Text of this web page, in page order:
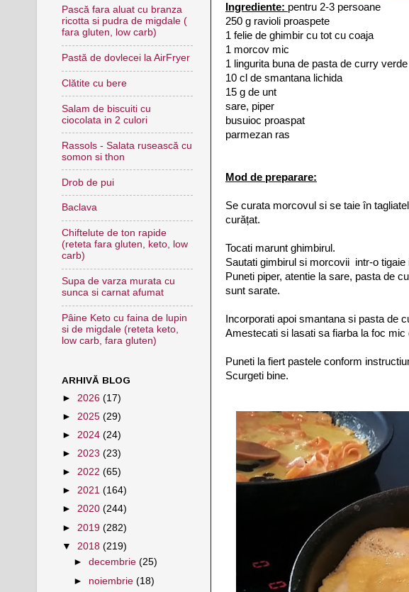
Ingrediente: pentru 2-3 persoane
250 g ravioli proaspete
1 felie de ghimbir cu tot cu coaja
1 morcov mic
1 lingurita buna de pasta de curry verde
10 cl de smantana lichida
15 g de unt
sare, piper
busuioc proaspat
parmezan ras
Mod de preparare:
Se curata morcovul si se taie în
curățat.
Tocati marunt ghimbirul.
Sautati gimbirul si morcovii intr-o tigaie
Puneti piper, atentie la sare, pasta de
sunt sarate.
Incorporati apoi smantana si pasta de
Amestecati si lasati sa fiarba la foc mic
Puneti la fiert pastele conform
Scurgeti bine.
Pască fara aluat cu branza
ricotta si pudra de migdale (
fara gluten, low carb)
Pastă de dovlecei la AirFryer
Clătite cu bere
Salam de biscuiti cu
ciocolata in 2 culori
Rassols - Salata rusească cu
somon si thon
Drob de pui
Baclava
Chiftelute de ton rapide
(reteta fara gluten, keto, low
carb)
Supa de varza murata cu
sunca si carnat afumat
Pâine Keto cu faina de lupin
si de migdale (reteta keto,
low carb, fara gluten)
ARHIVĂ BLOG
► 2026 (17)
► 2025 (29)
► 2024 (24)
► 2023 (23)
► 2022 (65)
► 2021 (164)
► 2020 (244)
► 2019 (282)
▼ 2018 (219)
►decembrie(25)
► noiembrie(18)